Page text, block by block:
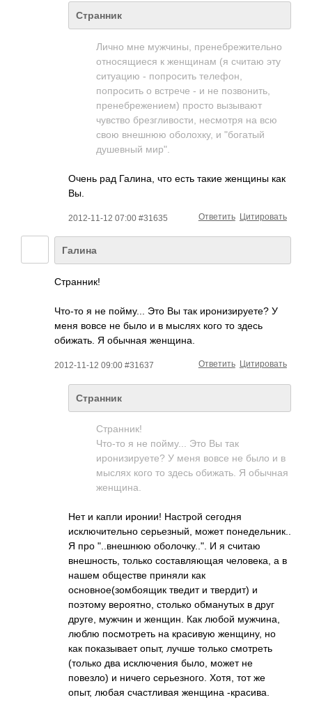
Странник
Лично мне мужчины, пренебрежительно
относящиеся к женщинам (я считаю эту
ситуацию - попросить телефон,
попросить о встрече - и не позвонить,
пренебрежением) просто вызывают
чувство брезгливости, несмотря на всю
свою внешнюю оболохку, и "богатый
душевный мир".
Очень рад Галина, что есть такие женщины как
Вы.
2012-11-12 07:00 #31635 Цитировать
Ответить
Галина
Странник!
Что-то я не пойму... Это Вы так иронизируете? У
меня вовсе не было и в мыслях кого то здесь
обижать. Я обычная женщина.
2012-11-12 09:00 #31637 Цитировать
Ответить
Странник
Странник!
Что-то я не пойму... Это Вы так
иронизируете? У меня вовсе не было и в
мыслях кого то здесь обижать. Я обычная
женщина.
Нет и капли иронии! Настрой сегодня
исключительно серьезный, может понедельник..
Я про "..внешнюю оболочку..". И я считаю
внешность, только составляющая человека, а в
нашем обществе приняли как
основное(зомбоящ­ик тведит и твердит) и
поэтому вероятно, столько обманутых в друг
друге, мужчин и женщин. Как любой мужчина,
люблю посмотреть на красивую женщину, но
как показывает опыт, лучше только смотреть
(только два исключения было, может не
повезло) и ничего серьезного. Хотя, тот же
опыт, любая счастливая женщина -красива.